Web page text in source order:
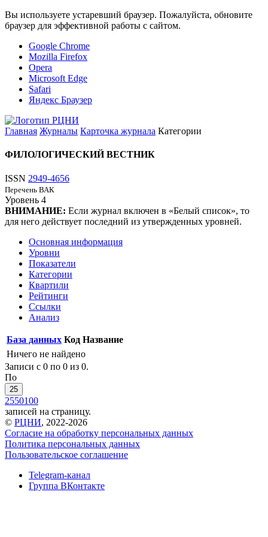
Вы используете устаревший браузер. Пожалуйста, обновите
браузер для эффективной работы с сайтом.
Google Chrome
Mozilla Firefox
Opera
Microsoft Edge
Safari
Яндекс Браузер
Главная Журналы Карточка журнала Категории
ФИЛОЛОГИЧЕСКИЙ ВЕСТНИК
ISSN 2949-4656
Перечень ВАК
Уровень 4
ВНИМАНИЕ: Если журнал включен в «Белый список», то
для него действует последний из утвержденных уровней.
Основная информация
Уровни
Показатели
Категории
Квартили
Рейтинги
Ссылки
Анализ
База данных Код Название
Ничего не найдено
Записи с 0 по 0 из 0.
По
25
2550100
записей на страницу.
© РЦНИ, 2022-2026
Согласие на обработку персональных данных
Политика персональных данных
Пользовательское соглашение
Telegram-канал
Группа ВКонтакте